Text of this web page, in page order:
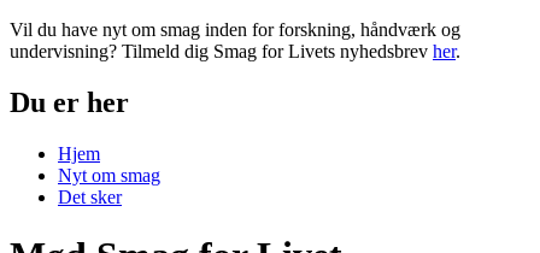
Vil du have nyt om smag inden for forskning, håndværk og
undervisning? Tilmeld dig Smag for Livets nyhedsbrev her.
Du er her
Hjem
Nyt om smag
Det sker